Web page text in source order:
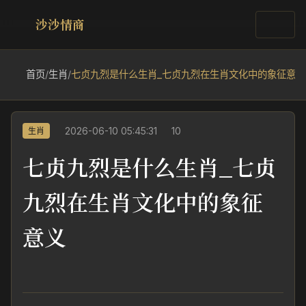
沙沙情商
首页/生肖/七贞九烈是什么生肖_七贞九烈在生肖文化中的象征意义
生肖 2026-06-10 05:45:31 10
七贞九烈是什么生肖_七贞
九烈在生肖文化中的象征
意义